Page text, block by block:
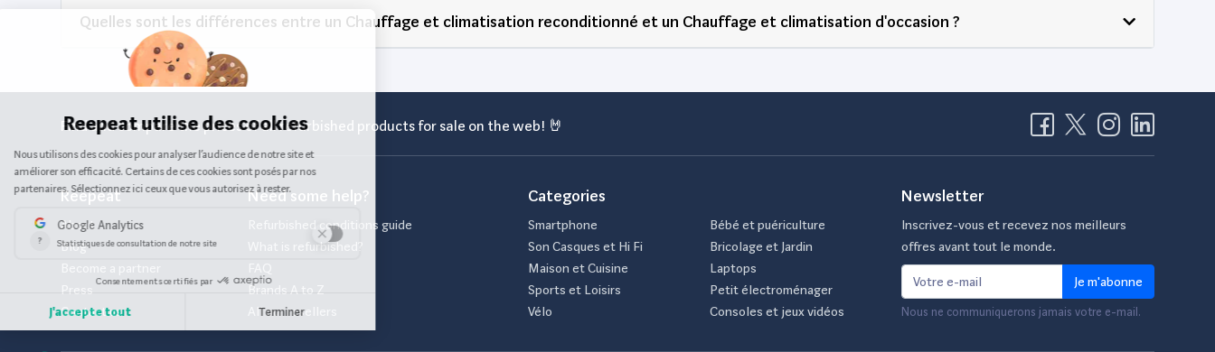
Quelles sont les différences entre un Chauffage et climatisation reconditionné et un Chauffage et climatisation d'occasion ?
Find and compare the prices of all refurbished products for sale on the web! 🤘
Reepeat
About
Blog
Press
Contact us
Need some help?
Refurbished conditions guide
What is refurbished?
Brands A to Z
All our resellers
Categories
Smartphone
Son Casques et Hi Fi
Maison et Cuisine
Sports et Loisirs
Vélo
Bébé et puériculture
Bricolage et Jardin
Laptops
Petit électroménager
Consoles et jeux vidéos
Newsletter
Inscrivez-vous et recevez nos meilleurs
offres avant tout le monde.
Je m'abonne
Nous ne communiquerons jamais votre e-mail.